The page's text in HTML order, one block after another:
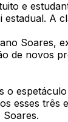
e
A
Soares,
de novos
o
esses
Soares.